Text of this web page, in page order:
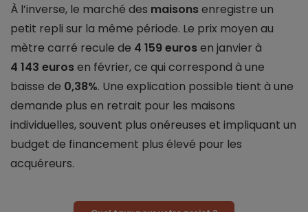
À l’inverse, le marché des maisonsenregistre un
petit repli sur la même période. Le prix moyen au
mètre carré recule de 4 159 eurosen janvier à
4 143 eurosen février, ce qui correspond à une
baisse de 0,38%. Une explication possible tient à une
demande plus en retrait pour les maisons
individuelles, souvent plus onéreuses et impliquant un
budget de financement plus élevé pour les
acquéreurs.